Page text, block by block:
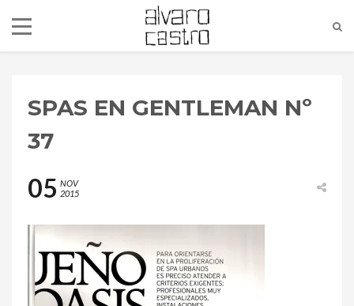
alvaro@alvarocastro.com
SPAS EN GENTLEMAN Nº
37
05 NOV
2015